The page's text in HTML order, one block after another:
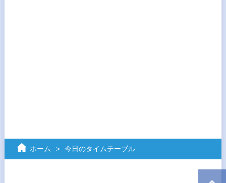
ホーム 今日のタイムテーブル